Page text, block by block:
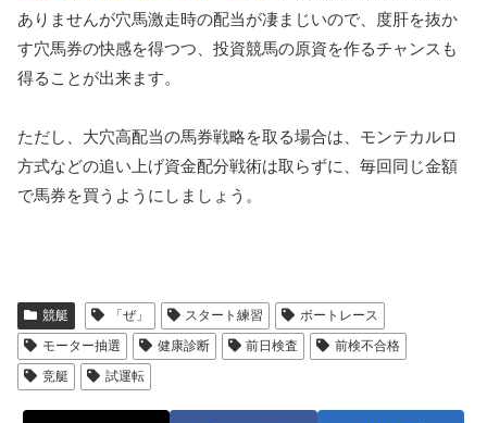
ありませんが穴馬激走時の配当が凄まじいので、度肝を抜か
す穴馬券の快感を得つつ、投資競馬の原資を作るチャンスも
得ることが出来ます。
ただし、大穴高配当の馬券戦略を取る場合は、モンテカルロ
方式などの追い上げ資金配分戦術は取らずに、毎回同じ金額
で馬券を買うようにしましょう。
競艇 「ぜ」 スタート練習
ボートレース
モーター抽選
健康診断 前日検査
前検不合格
竞艇
試運転